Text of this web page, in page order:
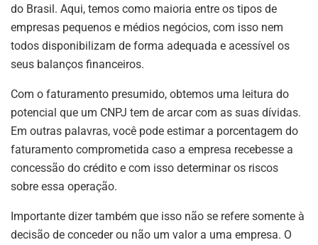
do Brasil. Aqui, temos como maioria entre os tipos de
empresas pequenos e médios negócios, com isso nem
todos disponibilizam de forma adequada e acessível os
seus balanços financeiros.
Com o faturamento presumido, obtemos uma leitura do
potencial que um CNPJ tem de arcar com as suas dívidas.
Em outras palavras, você pode estimar a porcentagem do
faturamento comprometida caso a empresa recebesse a
concessão do crédito e com isso determinar os riscos
sobre essa operação.
Importante dizer também que isso não se refere somente à
decisão de conceder ou não um valor a uma empresa. O